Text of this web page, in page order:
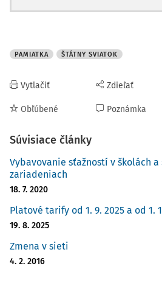
PAMIATKA ŠTÁTNY SVIATOK
Vytlačiť
Obľúbené
Zdieľať
Poznámka
Súvisiace články
Vybavovanie sťažností v školách a
zariadeniach
18. 7. 2020
Platové tarify od 1. 9. 2025 a od 1.
19. 8. 2025
Zmena v sieti
4. 2. 2016